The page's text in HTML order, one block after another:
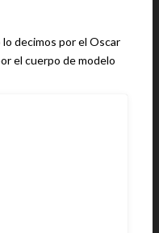
decimos por el Oscar
el cuerpo de modelo